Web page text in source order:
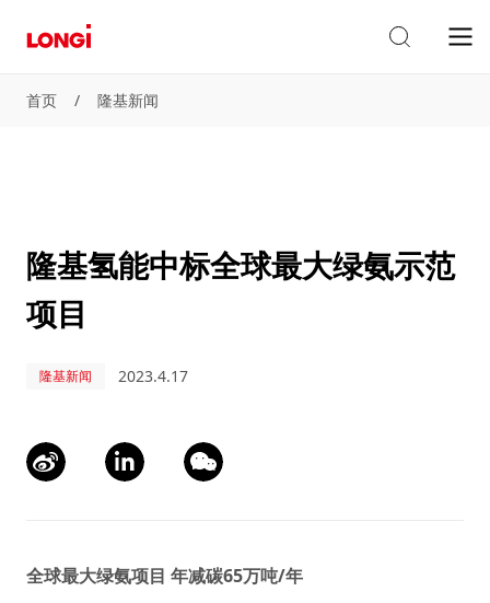
首页 / 隆基新闻
隆基氢能中标全球最大绿氨示范
项目
隆基新闻 2023.4.17
全球最大绿氨项目 年减碳65万吨/年